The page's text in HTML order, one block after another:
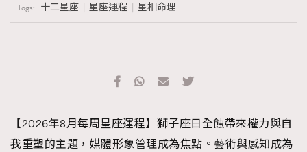
Tags: 十二星座 星座運程 星相命理
【2026年8月每周星座運程】獅子座日全蝕帶來權力與自
我重塑的主題，媒體形象管理成為焦點。藝術與感知成為